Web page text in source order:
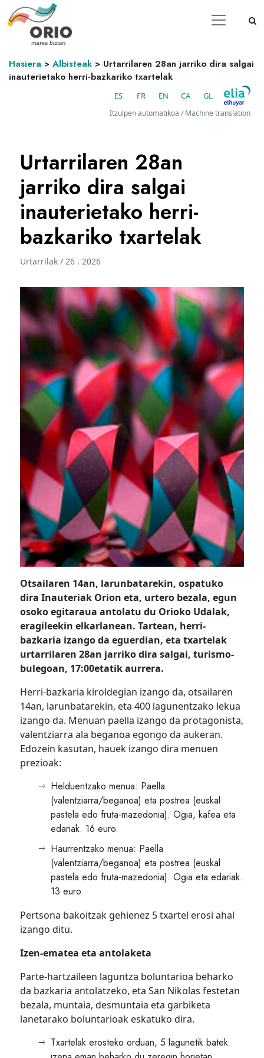
Hasiera > Albisteak > Urtarrilaren 28an jarriko dira salgai
inauterietako herri-bazkariko txartelak
ES FR EN CA GL
Itzulpen automatikoa / Machine translation
Urtarrilaren 28an
jarriko dira salgai
inauterietako herri-
bazkariko txartelak
Urtarrilak / 26 . 2026
Otsailaren 14an, larunbatarekin, ospatuko
dira Inauteriak Orion eta, urtero bezala, egun
osoko egitaraua antolatu du Orioko Udalak,
eragileekin elkarlanean. Tartean, herri-
bazkaria izango da eguerdian, eta txartelak
urtarrilaren 28an jarriko dira salgai, turismo-
bulegoan, 17:00etatik aurrera.
Herri-bazkaria kiroldegian izango da, otsailaren
14an, larunbatarekin, eta 400 lagunentzako lekua
izango da. Menuan paella izango da protagonista,
valentziarra ala beganoa egongo da aukeran.
Edozein kasutan, hauek izango dira menuen
prezioak:
Helduentzako menua: Paella
(valentziarra/beganoa) eta postrea (euskal
pastela edo fruta-mazedonia). Ogia, kafea eta
edariak. 16 euro.
Haurrentzako menua: Paella
(valentziarra/beganoa) eta postrea (euskal
pastela edo fruta-mazedonia). Ogia eta edariak.
13 euro.
Pertsona bakoitzak gehienez 5 txartel erosi ahal
izango ditu.
Izen-ematea eta antolaketa
Parte-hartzaileen laguntza boluntarioa beharko
da bazkaria antolatzeko, eta San Nikolas festetan
bezala, muntaia, desmuntaia eta garbiketa
lanetarako boluntarioak eskatuko dira.
Txartelak erosteko orduan, 5 lagunetik batek